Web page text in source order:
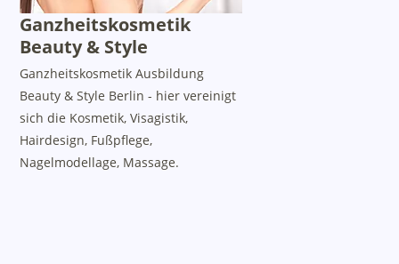
Ganzheitskosmetik
Beauty & Style
Ganzheitskosmetik Ausbildung
Beauty & Style Berlin - hier vereinigt
sich die Kosmetik, Visagistik,
Hairdesign, Fußpflege,
Nagelmodellage, Massage.